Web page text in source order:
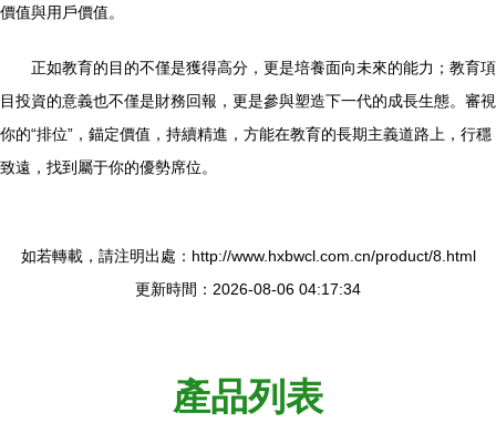
價值與用戶價值。
正如教育的目的不僅是獲得高分，更是培養面向未來的能力；教育項
目投資的意義也不僅是財務回報，更是參與塑造下一代的成長生態。審視
你的“排位”，錨定價值，持續精進，方能在教育的長期主義道路上，行穩
致遠，找到屬于你的優勢席位。
如若轉載，請注明出處：http://www.hxbwcl.com.cn/product/8.html
更新時間：2026-08-06 04:17:34
產品列表